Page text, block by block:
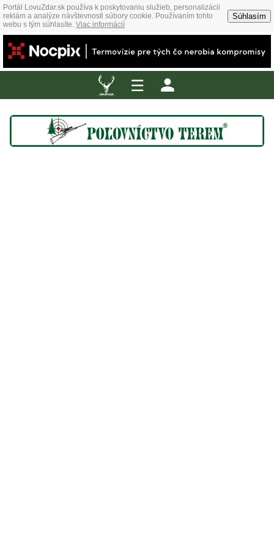
Portál LovuZdar.sk používa k poskytovaniu služieb, personalizácii
reklám a analýze návštevnosti súbory cookie. Používaním tohto
webu s tým súhlasíte. Viac informácií
Súhlasím
☰